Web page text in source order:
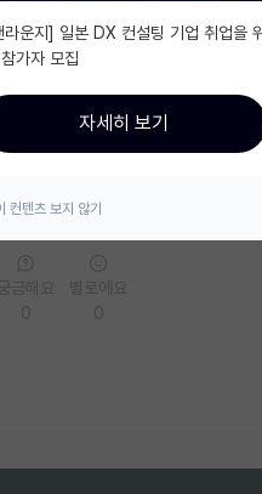
램이 아니더라도 교수님께 따로 컨
라운지] 일본 DX 컨설팅 기업 취업을
가자 모집
자세히 보기
컨텐츠 보지 않기